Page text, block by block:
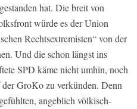
hat. Die breit von
würde es der Union
Rechtsextremisten“ von der
Und die schon längst ins
SPD käme nicht umhin, noch
GroKo zu verkünden. Denn
angeblich völkisch-